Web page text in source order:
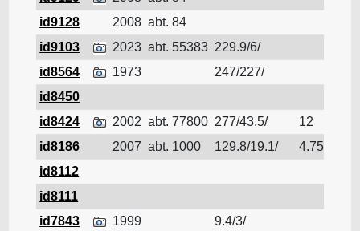
id9128
2008 abt. 84
id9103
2023 abt. 55383 229.9/6/
id8564
1973 247/227/
id8450
id8424
2002 abt. 77800 277/43.5/ 12
id8186
2007 abt. 1000 129.8/19.1/ 4.75
id8112
id8111
id7843
1999 9.4/3/